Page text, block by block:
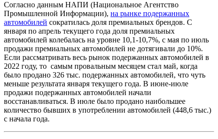
Согласно данным НАПИ (Национальное Агентство
Промышленной Информации), на рынке подержанных
автомобилей сократилась доля премиальных брендов. С
января по апрель текущего года доля премиальных
автомобилей колебалась на уровне 10,1-10,7%, с мая по июль
продажи премиальных автомобилей не дотягивали до 10%.
Если рассматривать весь рынок подержанных автомобилей в
2022 году, то самым провальным месяцем стал май, когда
было продано 326 тыс. подержанных автомобилей, что чуть
меньше результата января текущего года. В июне-июле
продажи подержанных автомобилей начали
восстанавливаться. В июле было продано наибольшее
количество бывших в употреблении автомобилей (448,6 тыс.)
с начала года.